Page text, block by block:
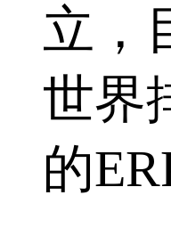
立，
世界
的